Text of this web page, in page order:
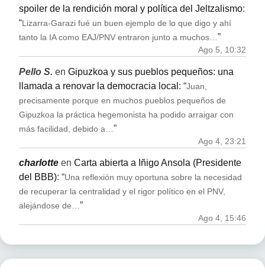
spoiler de la rendición moral y política del Jeltzalismo:
“ Lizarra-Garazi fué un buen ejemplo de lo que digo y ahí
tanto la IA como EAJ/PNV entraron junto a muchos… ”
Ago 5, 10:32
Pello S. en Gipuzkoa y sus pueblos pequeños: una
llamada a renovar la democracia local : “Juan,
precisamente porque en muchos pueblos pequeños de
Gipuzkoa la práctica hegemonista ha podido arraigar con
más facilidad, debido a… ”
Ago 4, 23:21
charlotte en Carta abierta a Iñigo Ansola (Presidente
del BBB): “Una reflexión muy oportuna sobre la necesidad
de recuperar la centralidad y el rigor político en el PNV,
alejándose de…”
Ago 4, 15:46